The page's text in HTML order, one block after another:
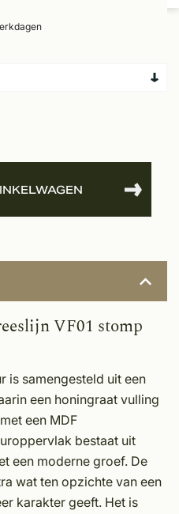
VF01 stomp
is samengesteld uit een
een honingraat vulling
een MDF
bestaat uit
een moderne groef. De
wat ten opzichte van een
karakter geeft. Het is